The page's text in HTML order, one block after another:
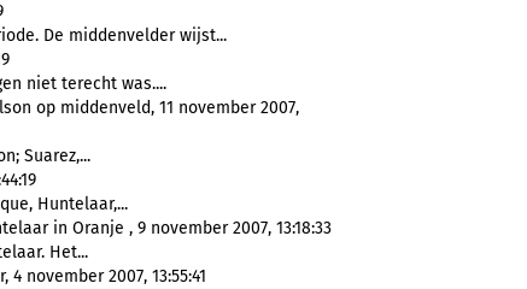
De middenvelder wijst...
niet terecht was....
op middenveld, 11 november 2007,
Suarez,...
Huntelaar,...
in Oranje , 9 november 2007, 13:18:33
Het...
november 2007, 13:55:41